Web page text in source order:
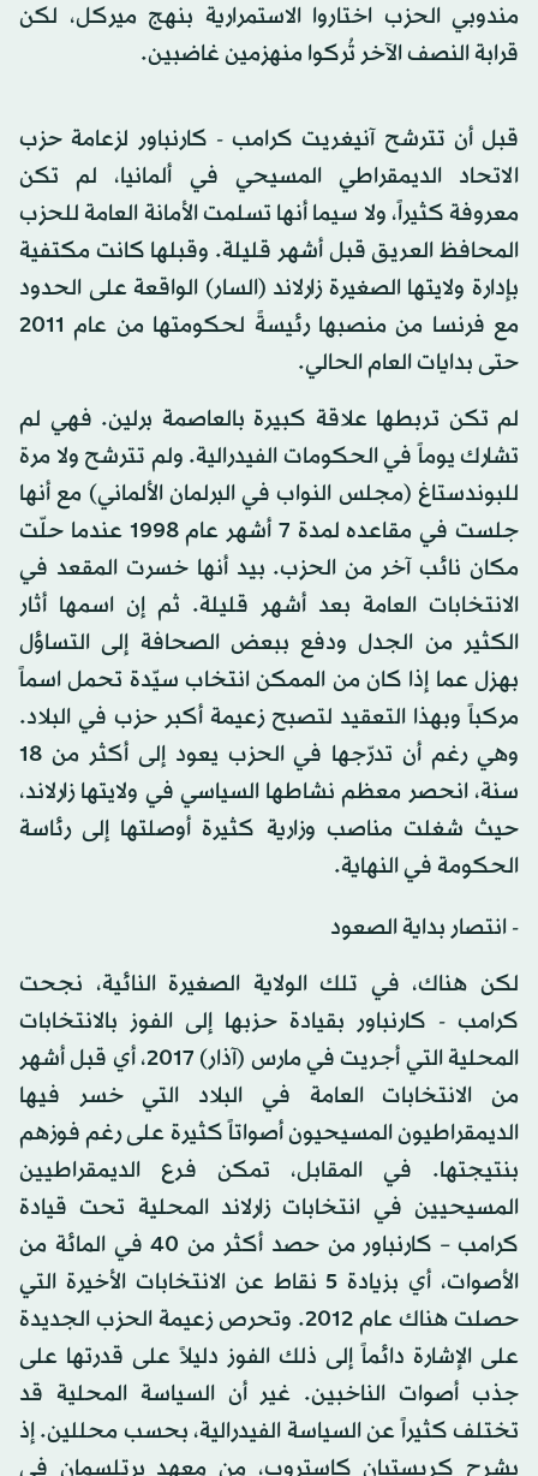
مندوبي الحزب اختاروا الاستمرارية بنهج ميركل، لكن
قرابة النصف الآخر تُركوا منهزمين غاضبين.
قبل أن تترشح آنيغريت كرامب - كارنباور لزعامة حزب
الاتحاد الديمقراطي المسيحي في ألمانيا، لم تكن
معروفة كثيراً، ولا سيما أنها تسلمت الأمانة العامة للحزب
المحافظ العريق قبل أشهر قليلة. وقبلها كانت مكتفية
بإدارة ولايتها الصغيرة زارلاند (السار) الواقعة على الحدود
مع فرنسا من منصبها رئيسةً لحكومتها من عام 2011
حتى بدايات العام الحالي.
لم تكن تربطها علاقة كبيرة بالعاصمة برلين. فهي لم
تشارك يوماً في الحكومات الفيدرالية. ولم تترشح ولا مرة
للبوندستاغ (مجلس النواب في البرلمان الألماني) مع أنها
جلست في مقاعده لمدة 7 أشهر عام 1998 عندما حلّت
مكان نائب آخر من الحزب. بيد أنها خسرت المقعد في
الانتخابات العامة بعد أشهر قليلة. ثم إن اسمها أثار
الكثير من الجدل ودفع ببعض الصحافة إلى التساؤل
بهزل عما إذا كان من الممكن انتخاب سيّدة تحمل اسماً
مركباً وبهذا التعقيد لتصبح زعيمة أكبر حزب في البلاد.
وهي رغم أن تدرّجها في الحزب يعود إلى أكثر من 18
سنة، انحصر معظم نشاطها السياسي في ولايتها زارلاند،
حيث شغلت مناصب وزارية كثيرة أوصلتها إلى رئاسة
الحكومة في النهاية.
- انتصار بداية الصعود
لكن هناك، في تلك الولاية الصغيرة النائية، نجحت
كرامب - كارنباور بقيادة حزبها إلى الفوز بالانتخابات
المحلية التي أجريت في مارس (آذار) 2017، أي قبل أشهر
من الانتخابات العامة في البلاد التي خسر فيها
الديمقراطيون المسيحيون أصواتاً كثيرة على رغم فوزهم
بنتيجتها. في المقابل، تمكن فرع الديمقراطيين
المسيحيين في انتخابات زارلاند المحلية تحت قيادة
كرامب – كارنباور من حصد أكثر من 40 في المائة من
الأصوات، أي بزيادة 5 نقاط عن الانتخابات الأخيرة التي
حصلت هناك عام 2012. وتحرص زعيمة الحزب الجديدة
على الإشارة دائماً إلى ذلك الفوز دليلاً على قدرتها على
جذب أصوات الناخبين. غير أن السياسة المحلية قد
تختلف كثيراً عن السياسة الفيدرالية، بحسب محللين. إذ
يشرح كريستيان كاستروب، من معهد برتلسمان في